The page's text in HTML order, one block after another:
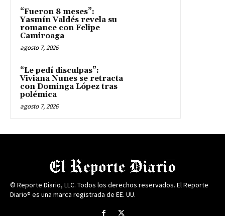
“Fueron 8 meses”:
Yasmín Valdés revela su
romance con Felipe
Camiroaga
agosto 7, 2026
“Le pedí disculpas”:
Viviana Nunes se retracta
con Dominga López tras
polémica
agosto 7, 2026
© Reporte Diario, LLC. Todos los derechos reservados. El Reporte
Diario® es una marca registrada de EE. UU.